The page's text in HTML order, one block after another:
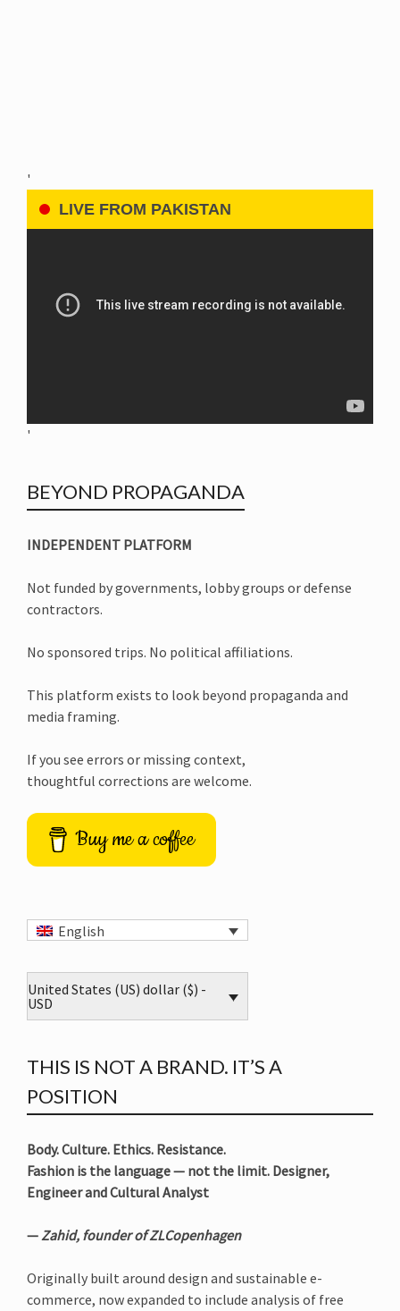
'
LIVE FROM PAKISTAN
'
BEYOND PROPAGANDA
INDEPENDENT PLATFORM
Not funded by governments, lobby groups or defense
contractors.
No sponsored trips. No political affiliations.
This platform exists to look beyond propaganda and
media framing.
If you see errors or missing context,
thoughtful corrections are welcome.
Buy me a coffee
English
United States (US) dollar ($) -
USD
THIS IS NOT A BRAND. IT’S A
POSITION
Body. Culture. Ethics. Resistance.
Fashion is the language — not the limit. Designer,
Engineer and Cultural Analyst
—Zahid, founder of ZLCopenhagen
Originally built around design and sustainable e-
commerce, now expanded to include analysis of free